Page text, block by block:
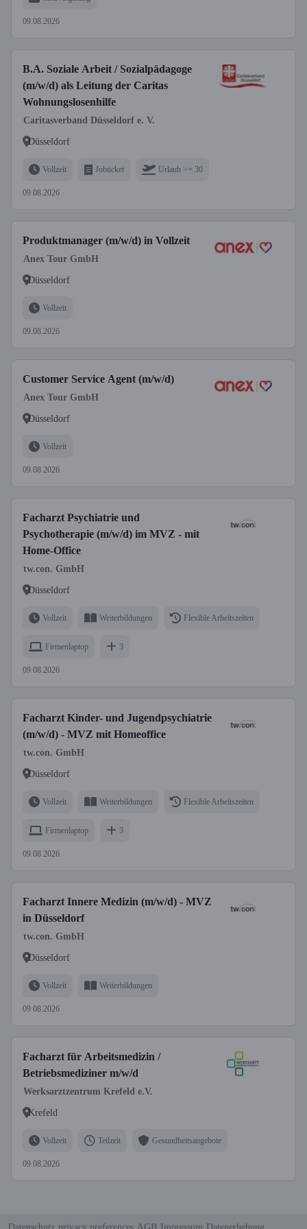
09.08.2026
B.A. Soziale Arbeit / Sozialpädagoge
(m/w/d) als Leitung der Caritas
Wohnungslosenhilfe
Caritasverband Düsseldorf e. V.
Düsseldorf
Vollzeit Jobticket Urlaub >= 30
09.08.2026
Produktmanager (m/w/d) in Vollzeit
Anex Tour GmbH
Düsseldorf
Vollzeit
09.08.2026
Customer Service Agent (m/w/d)
Anex Tour GmbH
Düsseldorf
Vollzeit
09.08.2026
Facharzt Psychiatrie und
Psychotherapie (m/w/d) im MVZ - mit
Home-Office
tw.con. GmbH
Düsseldorf
Vollzeit Weiterbildungen Flexible Arbeitszeiten
Firmenlaptop 3
09.08.2026
Facharzt Kinder- und Jugendpsychiatrie
(m/w/d) - MVZ mit Homeoffice
tw.con. GmbH
Düsseldorf
Vollzeit Weiterbildungen Flexible Arbeitszeiten
Firmenlaptop 3
09.08.2026
Facharzt Innere Medizin (m/w/d) - MVZ
in Düsseldorf
tw.con. GmbH
Düsseldorf
Vollzeit Weiterbildungen
09.08.2026
Facharzt für Arbeitsmedizin /
Betriebsmediziner m/w/d
Werksarztzentrum Krefeld e.V.
Krefeld
Vollzeit Teilzeit Gesundheitsangebote
09.08.2026